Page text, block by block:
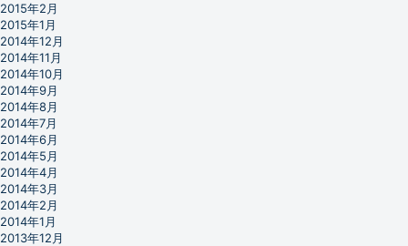
2015年2月
2015年1月
2014年12月
2014年11月
2014年10月
2014年9月
2014年8月
2014年7月
2014年6月
2014年5月
2014年4月
2014年3月
2014年2月
2014年1月
2013年12月